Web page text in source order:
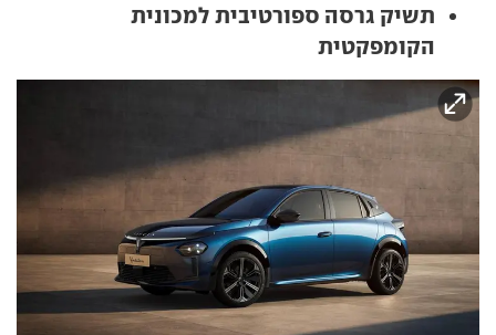
תשיק גרסה ספורטיבית למכונית
הקומפקטית